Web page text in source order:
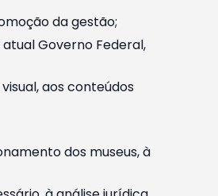
da gestão;
Governo Federal,
aos conteúdos
dos museus, à